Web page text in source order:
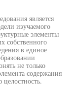
является
изучаемого
элементы
собственного
в единое
не только
содержания